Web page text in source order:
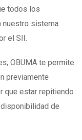
todos los
nuestro sistema
el SII.
OBUMA te permite
previamente
que estar repitiendo
de